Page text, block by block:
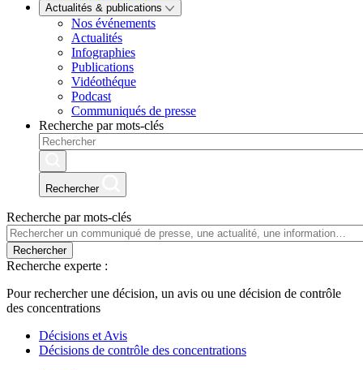
Actualités & publications
Nos événements
Actualités
Infographies
Publications
Vidéothéque
Podcast
Communiqués de presse
Recherche par mots-clés
Rechercher
Recherche par mots-clés
Rechercher
Recherche experte :
Pour rechercher une décision, un avis ou une décision de contrôle
des concentrations
Décisions et Avis
Décisions de contrôle des concentrations